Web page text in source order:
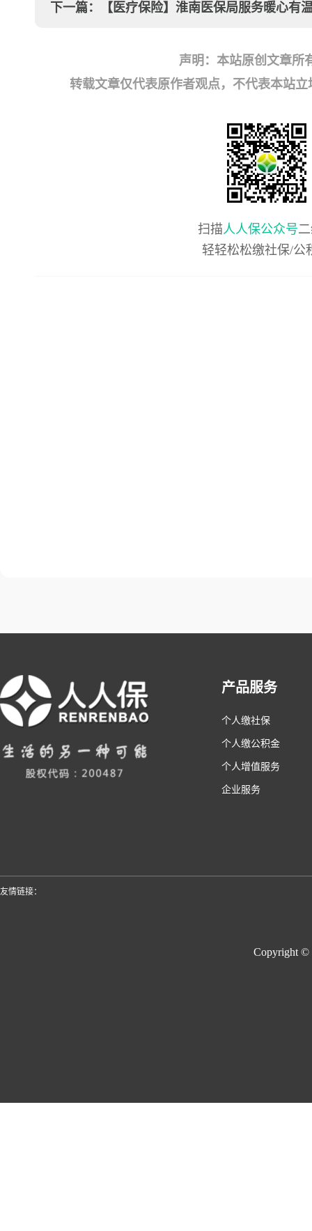
下一篇：
【医疗保险】淮南医保局服务暖心有
声明：本站原创文章所
转载文章仅代表原作者观点，不代表本站
扫描人人保公众号
轻轻松松缴社保/公
产品服务
个人缴社保
个人缴公积金
个人增值服务
企业服务
友情链接：
Copyright ©